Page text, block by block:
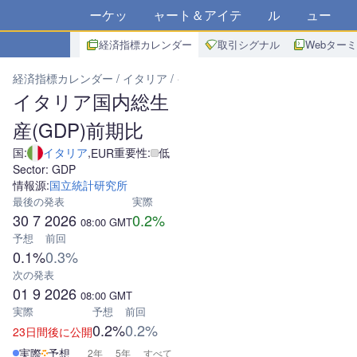
マーケット チャート＆アイデア アルゴ ニュース
経済指標カレンダー 取引シグナル Webター
経済指標カレンダー イタリア イタリア国内総生産(GDP)前期比
イタリア国内総生
産(GDP)前期比
国: イタリア,EUR重要性: 低
Sector: GDP
情報源:国立統計研究所
最後の発表
30 7 2026 08:00 GMT
実際
0.2%
予想
0.1%
前回
0.3%
次の発表
01 9 2026 08:00 GMT
実際
23日間後に公開
予想
0.2%
前回
0.2%
実際 予想 2年 5年 すべて